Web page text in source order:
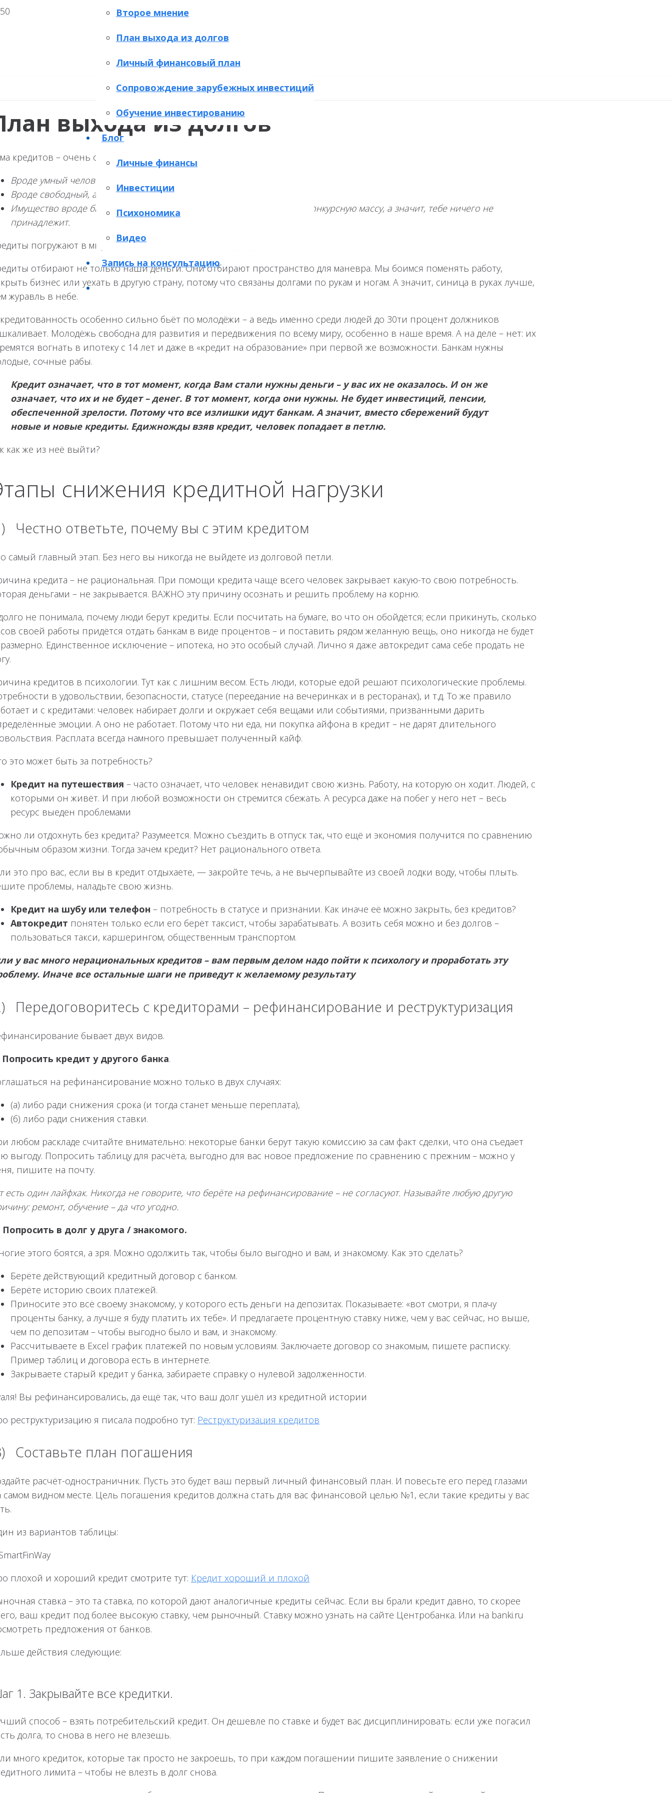
Второе мнение
План выхода из долгов
Личный финансовый план
Сопровождение зарубежных инвестиций
Обучение инвестированию
Блог
Личные финансы
Инвестиции
Психономика
Видео
Запись на консультацию
выхода из долгов
кредитов – очень обидная.
Вроде умный человек, а весь в кредитах.
Вроде свободный, а на самом деле – раб банка.
Имущество вроде бы твоё, но по факту – случись чего, оно пойдёт в конкурсную массу, а значит, тебе ничего не
принадлежит.
погружают в мир иллюзий и несбывшихся надежд.
отбирают не только наши деньги. Они отбирают пространство для маневра. Мы боимся поменять работу,
бизнес или уехать в другую страну, потому что связаны долгами по рукам и ногам. А значит, синица в руках лучше,
журавль в небе.
особенно сильно бьёт по молодёжи – а ведь именно среди людей до 30ти процент должников
Молодёжь свободна для развития и передвижения по всему миру, особенно в наше время. А на деле – нет: их
вогнать в ипотеку с 14 лет и даже в «кредит на образование» при первой же возможности. Банкам нужны
сочные рабы.
Кредит означает, что в тот момент, когда Вам стали нужны деньги – у вас их не оказалось. И он же
означает, что их и не будет – денег. В тот момент, когда они нужны. Не будет инвестиций, пенсии,
обеспеченной зрелости. Потому что все излишки идут банкам. А значит, вместо сбережений будут
новые и новые кредиты. Едижножды взяв кредит, человек попадает в петлю.
как же из неё выйти?
снижения кредитной нагрузки
Честно ответьте, почему вы с этим кредитом
самый главный этап. Без него вы никогда не выйдете из долговой петли.
кредита – не рациональная. При помощи кредита чаще всего человек закрывает какую-то свою потребность.
деньгами – не закрывается. ВАЖНО эту причину осознать и решить проблему на корню.
не понимала, почему люди берут кредиты. Если посчитать на бумаге, во что он обойдётся; если прикинуть, сколько
своей работы придётся отдать банкам в виде процентов – и поставить рядом желанную вещь, оно никогда не будет
Единственное исключение – ипотека, но это особый случай. Лично я даже автокредит сама себе продать не
кредитов в психологии. Тут как с лишним весом. Есть люди, которые едой решают психологические проблемы.
в удовольствии, безопасности, статусе (переедание на вечеринках и в ресторанах), и т.д. То же правило
и с кредитами: человек набирает долги и окружает себя вещами или событиями, призванными дарить
эмоции. А оно не работает. Потому что ни еда, ни покупка айфона в кредит – не дарят длительного
Расплата всегда намного превышает полученный кайф.
это может быть за потребность?
Кредит на путешествия – часто означает, что человек ненавидит свою жизнь. Работу, на которую он ходит. Людей, с
которыми он живёт. И при любой возможности он стремится сбежать. А ресурса даже на побег у него нет – весь
ресурс выеден проблемами
ли отдохнуть без кредита? Разумеется. Можно съездить в отпуск так, что ещё и экономия получится по сравнению
образом жизни. Тогда зачем кредит? Нет рационального ответа.
это про вас, если вы в кредит отдыхаете, — закройте течь, а не вычерпывайте из своей лодки воду, чтобы плыть.
проблемы, наладьте свою жизнь.
Кредит на шубу или телефон – потребность в статусе и признании. Как иначе её можно закрыть, без кредитов?
Автокредит понятен только если его берёт таксист, чтобы зарабатывать. А возить себя можно и без долгов –
пользоваться такси, каршерингом, общественным транспортом.
у вас много нерациональных кредитов – вам первым делом надо пойти к психологу и проработать эту
Иначе все остальные шаги не приведут к желаемому результату
Передоговоритесь с кредиторами – рефинансирование и реструктуризация
бывает двух видов.
Попросить кредит у другого банка.
на рефинансирование можно только в двух случаях:
(а) либо ради снижения срока (и тогда станет меньше переплата),
(б) либо ради снижения ставки.
любом раскладе считайте внимательно: некоторые банки берут такую комиссию за сам факт сделки, что она съедает
выгоду. Попросить таблицу для расчёта, выгодно для вас новое предложение по сравнению с прежним – можно у
пишите на почту.
есть один лайфхак. Никогда не говорите, что берёте на рефинансирование – не согласуют. Называйте любую другую
ремонт, обучение – да что угодно.
в долг у друга / знакомого.
этого боятся, а зря. Можно одолжить так, чтобы было выгодно и вам, и знакомому. Как это сделать?
Берёте действующий кредитный договор с банком.
Берёте историю своих платежей.
Приносите это всё своему знакомому, у которого есть деньги на депозитах. Показываете: «вот смотри, я плачу
проценты банку, а лучше я буду платить их тебе». И предлагаете процентную ставку ниже, чем у вас сейчас, но выше,
чем по депозитам – чтобы выгодно было и вам, и знакомому.
Рассчитываете в Excel график платежей по новым условиям. Заключаете договор со знакомым, пишете расписку.
Пример таблиц и договора есть в интернете.
Закрываете старый кредит у банка, забираете справку о нулевой задолженности.
Вы рефинансировались, да ещё так, что ваш долг ушёл из кредитной истории
реструктуризацию я писала подробно тут: Реструктуризация кредитов
Составьте план погашения
расчёт-одностраничник. Пусть это будет ваш первый личный финансовый план. И повесьте его перед глазами
самом видном месте. Цель погашения кредитов должна стать для вас финансовой целью №1, если такие кредиты у вас
из вариантов таблицы:
плохой и хороший кредит смотрите тут: Кредит хороший и плохой
ставка – это та ставка, по которой дают аналогичные кредиты сейчас. Если вы брали кредит давно, то скорее
ваш кредит под более высокую ставку, чем рыночный. Ставку можно узнать на сайте Центробанка. Или на banki.ru
предложения от банков.
действия следующие:
1. Закрывайте все кредитки.
способ – взять потребительский кредит. Он дешевле по ставке и будет вас дисциплинировать: если уже погасил
долга, то снова в него не влезешь.
много кредиток, которые так просто не закроешь, то при каждом погашении пишите заявление о снижении
лимита – чтобы не влезть в долг снова.